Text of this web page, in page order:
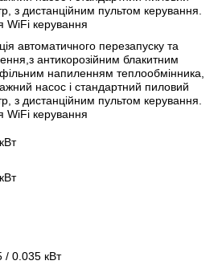
з дистанційним пультом керування.
WiFi керування
автоматичного перезапуску та
антикорозійним блакитним
напиленням теплообмінника,
насос і стандартний пиловий
з дистанційним пультом керування.
WiFi керування
/ 0.035 кВт